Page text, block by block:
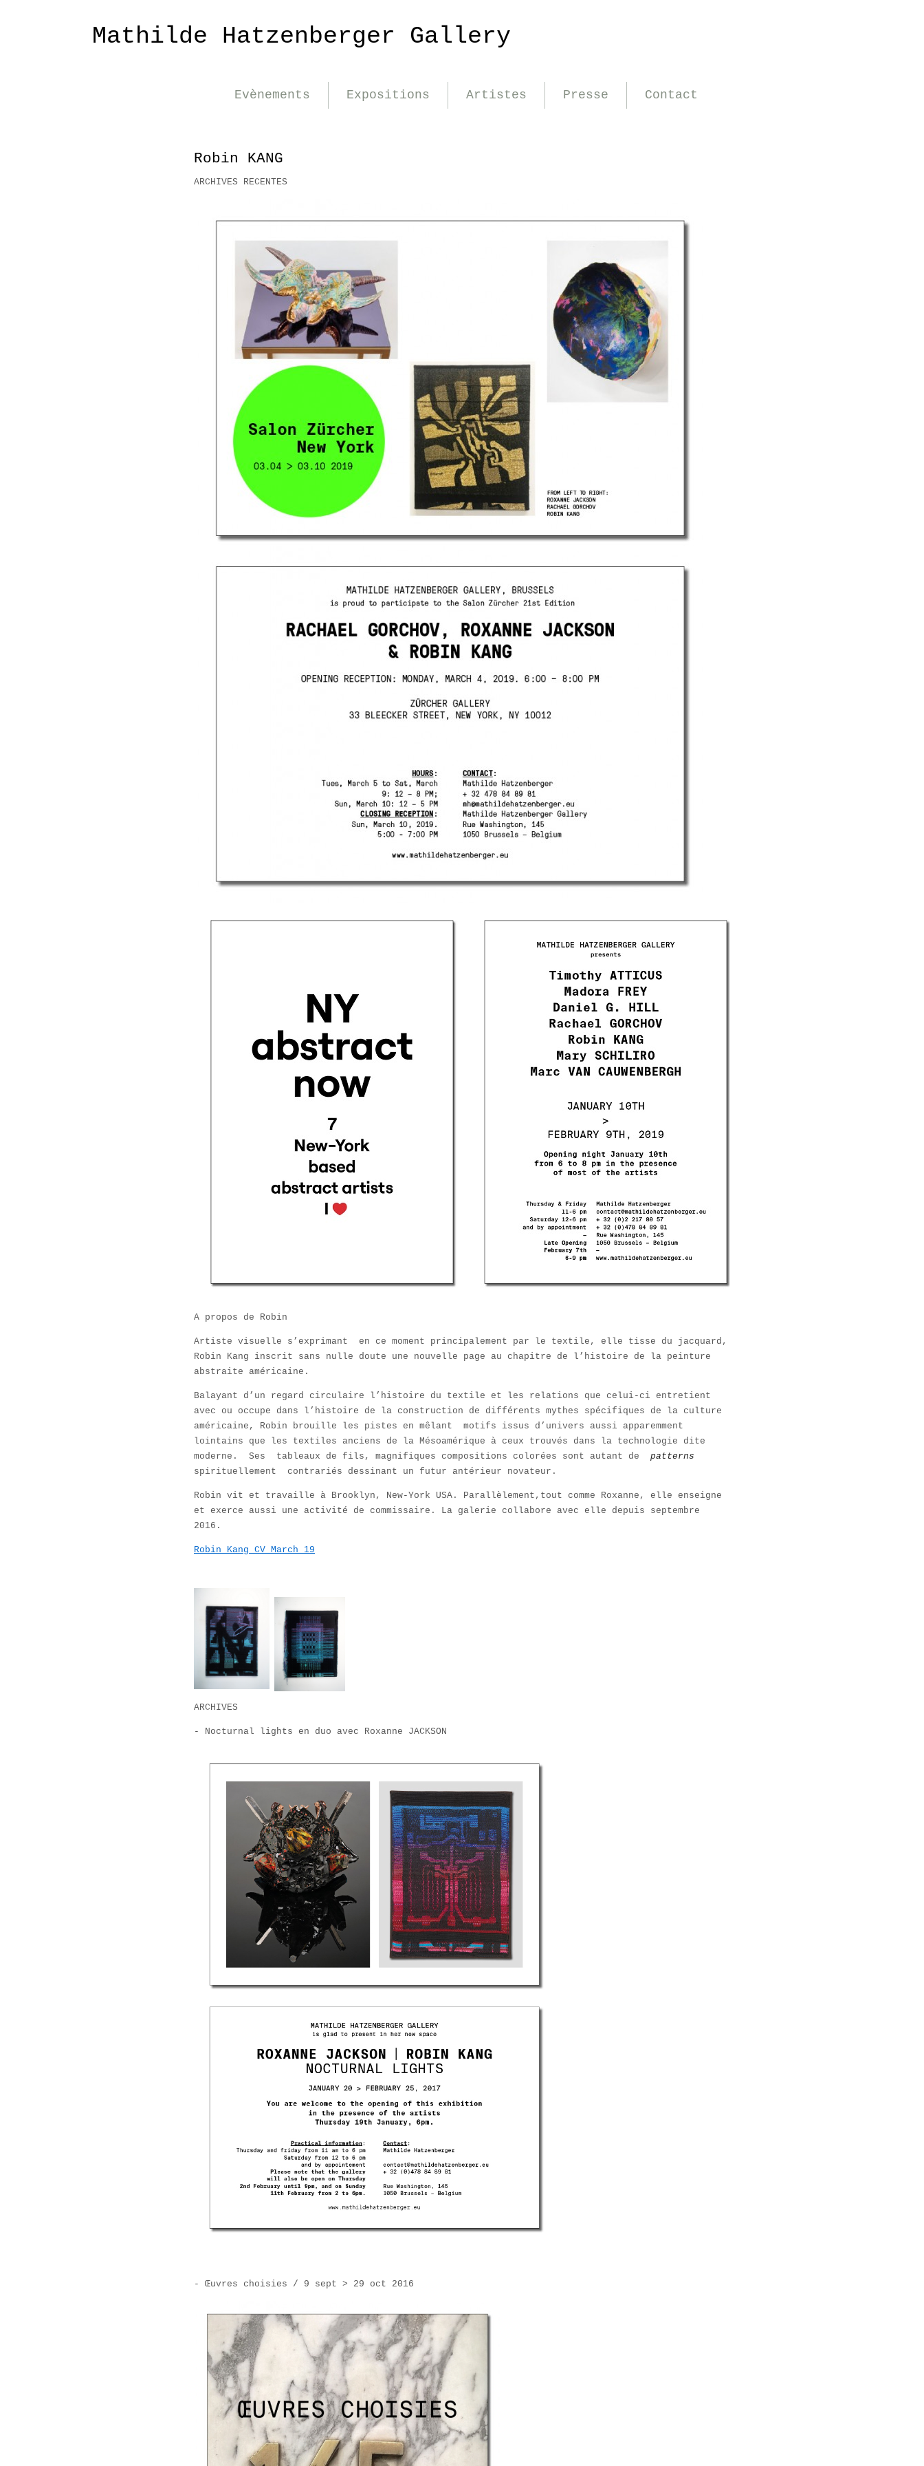
Mathilde Hatzenberger Gallery
Evènements Expositions Artistes Presse Contact
Robin KANG
ARCHIVES RECENTES
A propos de Robin
Artiste visuelle s’exprimant en ce moment principalement par le textile, elle tisse du jacquard,
Robin Kang inscrit sans nulle doute une nouvelle page au chapitre de l’histoire de la peinture
abstraite américaine.
Balayant d’un regard circulaire l’histoire du textile et les relations que celui-ci entretient
avec ou occupe dans l’histoire de la construction de différents mythes spécifiques de la culture
américaine, Robin brouille les pistes en mêlant motifs issus d’univers aussi apparemment
lointains que les textiles anciens de la Mésoamérique à ceux trouvés dans la technologie dite
moderne. Ses tableaux de fils, magnifiques compositions colorées sont autant de patterns
spirituellement contrariés dessinant un futur antérieur novateur.
Robin vit et travaille à Brooklyn, New-York USA. Parallèlement,tout comme Roxanne, elle enseigne
et exerce aussi une activité de commissaire. La galerie collabore avec elle depuis septembre
2016.
Robin Kang CV March 19
ARCHIVES
- Nocturnal lights en duo avec Roxanne JACKSON
- Œuvres choisies / 9 sept > 29 oct 2016